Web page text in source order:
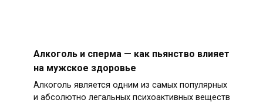
Алкоголь и сперма — как пьянство влияет
на мужское здоровье
Алкоголь является одним из самых популярных
и абсолютно легальных психоактивных веществ